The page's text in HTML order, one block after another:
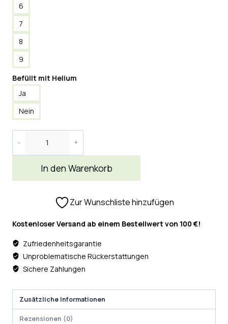
6
7
8
9
Befüllt mit Helium
Ja
Nein
In den Warenkorb
Zur Wunschliste hinzufügen
Kostenloser Versand ab einem Bestellwert von 100 €!
Zufriedenheitsgarantie
Unproblematische Rückerstattungen
Sichere Zahlungen
Zusätzliche Informationen
Rezensionen (0)